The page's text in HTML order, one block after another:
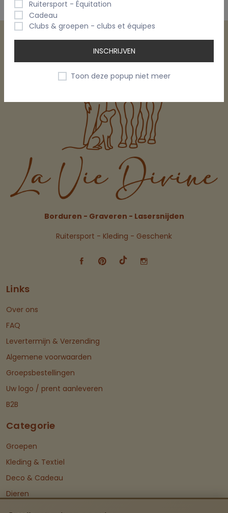
Borduren - Graveren - Lasersnijden
Ruitersport - Kleding - Geschenk
Links
Over ons
FAQ
Levertermijn & Verzending
Algemene voorwaarden
Groepsbestellingen
Uw logo / prent aanleveren
B2B
Categorie
Groepen
Kleding & Textiel
Deco & Cadeau
Dieren
Ruitersport - Équitation
Cadeau
Clubs & groepen - clubs et équipes
INSCHRIJVEN
Toon deze popup niet meer